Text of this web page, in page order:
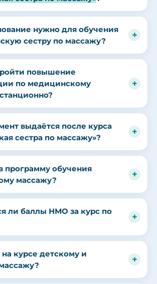
нужно для обучения
сестру по массажу?
повышение
по медицинскому
выдаётся после курса
сестра по массажу»?
программу обучения
массажу?
ли баллы НМО за курс по
курсе детскому и